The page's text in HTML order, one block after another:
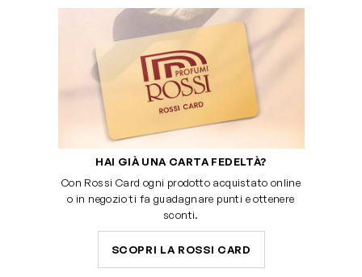
HAI GIÀ UNA CARTA FEDELTÀ?
Con Rossi Card ogni prodotto acquistato online
o in negozio ti fa guadagnare punti e ottenere
sconti.
SCOPRI LA ROSSI CARD